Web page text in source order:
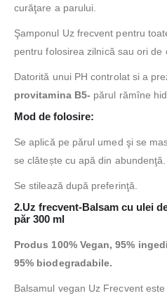
curăţare a parului.
Şamponul Uz frecvent pentru
pentru folosirea zilnică sau ori de
Datorită unui PH controlat si a
provitamina B5- părul rămîne
Mod de folosire:
Se aplică pe părul umed şi se
se clătește cu apă din abundenţă.
Se stilează după preferinţă.
2.Uz frecvent-Balsam cu ulei
păr 300 ml
Produs 100% Vegan, 95%
95% biodegradabile.
Balsamul vegan Uz Frecvent